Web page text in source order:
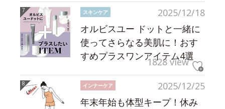
2025/12/18
スキンケア
オルビスユー ドットと一緒に
使ってさらなる美肌に！おす
すめプラスワンアイテム4選
1828 view
2025/12/25
インナーケア
年末年始も体型キープ！休み